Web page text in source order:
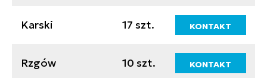
Karski 17 szt. KONTAKT
Rzgów 10 szt. KONTAKT